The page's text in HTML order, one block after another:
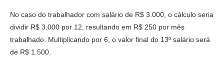
No caso do trabalhador com salário de R$ 3.000, o cálculo seria
dividir R$ 3.000 por 12, resultando em R$ 250 por mês
trabalhado. Multiplicando por 6, o valor final do 13º salário será
de R$ 1.500.